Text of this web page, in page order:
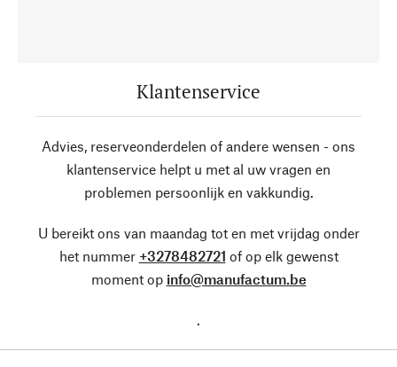
Klantenservice
Advies, reserveonderdelen of andere wensen - ons
klantenservice helpt u met al uw vragen en
problemen persoonlijk en vakkundig.
U bereikt ons van maandag tot en met vrijdag onder
het nummer +3278482721 of op elk gewenst
moment op info@manufactum.be
.